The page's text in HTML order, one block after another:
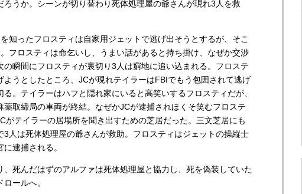
ろうか。シーンが切り替わり死体処理屋の爺さんが現れ3人を救
知ったフロスティは自家用ジェットで逃げ出そうとするが、そこ
フロスティは命乞いし、うまい話があると持ち掛け、なぜか交渉
の瞬間にフロスティが裏切り3人は窮地に追い込まれる。フロステ
ようとしたところ、JCが現れテイラーはFBIでもう包囲されて逃げ
る。テイラーはハフと隠れ家にいると高笑いするフロスティだが、
薬取締局の車両が終結。なぜかJCが逮捕されほくそ笑むフロステ
がテイラーの居場所を聞き出すための芝居だった。三文芝居にも
3人は死体処理屋の爺さんが救助。フロスティはジェットの操縦士
逮捕される。
死んだはずのアルファは死体処理屋と協力し、死を偽装していた
ールへ。